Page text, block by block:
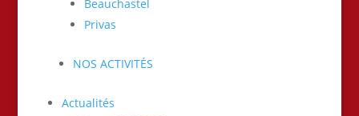
Beauchastel
Privas
NOS ACTIVITÉS
Actualités